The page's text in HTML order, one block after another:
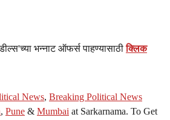
भन्नाट ऑफर्स पाहण्यासाठीक्लिक
News, Breaking Political News
, Pune & Mumbai at Sarkarnama. To Get